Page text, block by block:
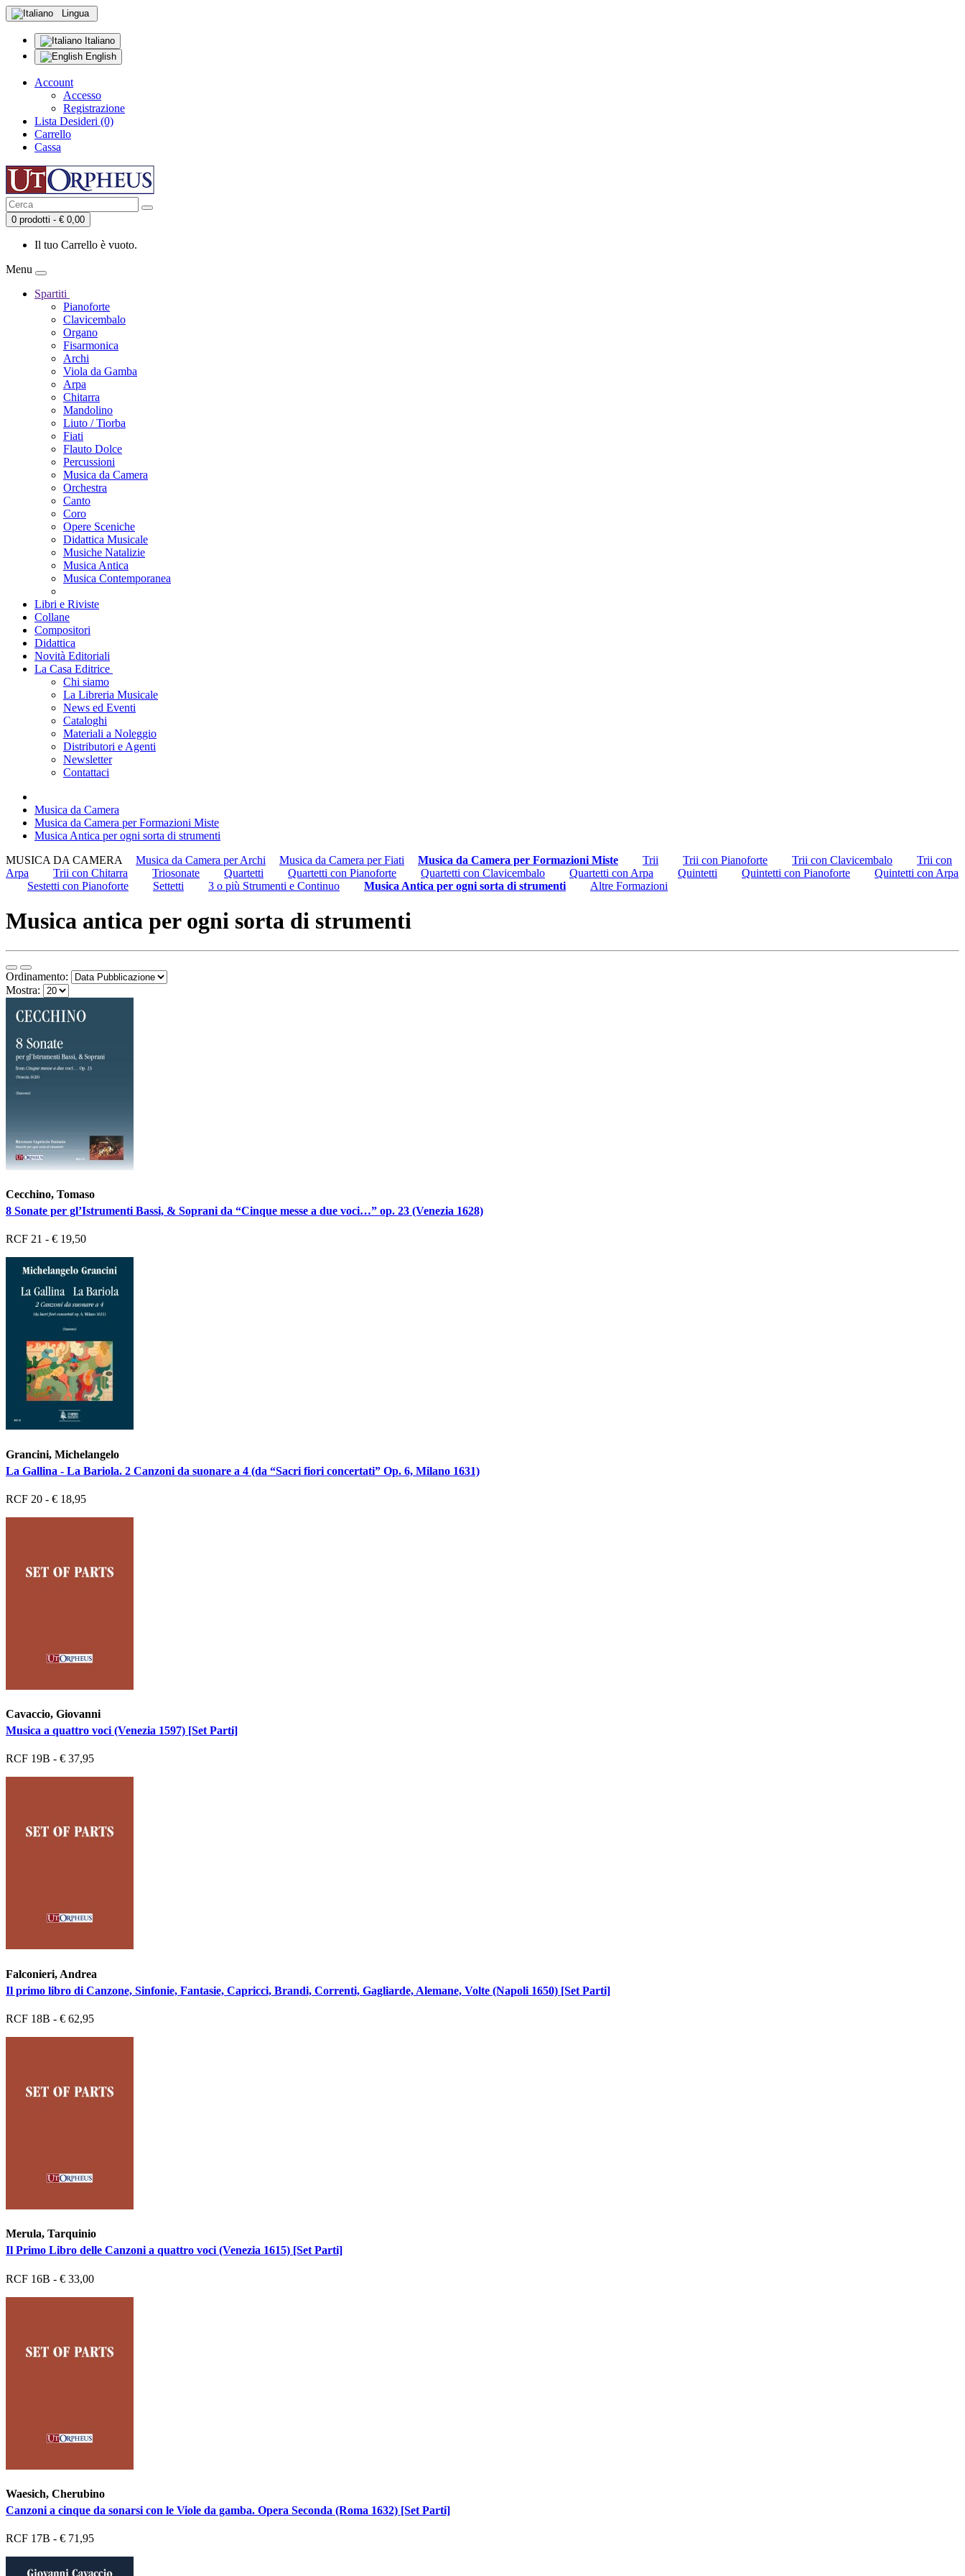
Lingua
Italiano
English
Account
Accesso
Registrazione
Lista Desideri (0)
Carrello
Cassa
0 prodotti - € 0,00
Il tuo Carrello è vuoto.
Menu
Spartiti
Pianoforte
Clavicembalo
Organo
Fisarmonica
Archi
Viola da Gamba
Arpa
Chitarra
Mandolino
Liuto / Tiorba
Fiati
Flauto Dolce
Percussioni
Musica da Camera
Orchestra
Canto
Coro
Opere Sceniche
Didattica Musicale
Musiche Natalizie
Musica Antica
Musica Contemporanea
Libri e Riviste
Collane
Compositori
Didattica
Novità Editoriali
La Casa Editrice
Chi siamo
La Libreria Musicale
News ed Eventi
Cataloghi
Materiali a Noleggio
Distributori e Agenti
Newsletter
Contattaci
Musica da Camera
Musica da Camera per Formazioni Miste
Musica Antica per ogni sorta di strumenti
MUSICA DA CAMERA
Musica da Camera per Archi Musica da Camera per Fiati Musica da Camera per Formazioni Miste Trii Trii con Pianoforte Trii con Clavicembalo
Trii con
Arpa
Trii con Chitarra Triosonate Quartetti Quartetti con Pianoforte Quartetti con Clavicembalo Quartetti con Arpa Quintetti Quintetti con Pianoforte
Quintetti con Arpa
Sestetti con Pianoforte
Settetti 3 o più Strumenti e Continuo Musica Antica per ogni sorta di strumenti Altre Formazioni
Musica antica per ogni sorta di strumenti
Ordinamento:
Mostra:
Cecchino, Tomaso
8 Sonate per gl’Istrumenti Bassi, & Soprani da “Cinque messe a due voci…” op. 23 (Venezia 1628)
RCF 21 - € 19,50
Grancini, Michelangelo
La Gallina - La Bariola. 2 Canzoni da suonare a 4 (da “Sacri fiori concertati” Op. 6, Milano 1631)
RCF 20 - € 18,95
Cavaccio, Giovanni
Musica a quattro voci (Venezia 1597) [Set Parti]
RCF 19B - € 37,95
Falconieri, Andrea
Il primo libro di Canzone, Sinfonie, Fantasie, Capricci, Brandi, Correnti, Gagliarde, Alemane, Volte (Napoli 1650) [Set Parti]
RCF 18B - € 62,95
Merula, Tarquinio
Il Primo Libro delle Canzoni a quattro voci (Venezia 1615) [Set Parti]
RCF 16B - € 33,00
Waesich, Cherubino
Canzoni a cinque da sonarsi con le Viole da gamba. Opera Seconda (Roma 1632) [Set Parti]
RCF 17B - € 71,95